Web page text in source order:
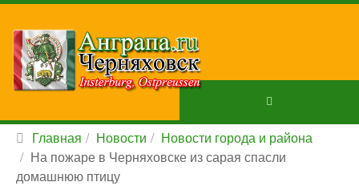
Главная Новости
Новости города и района
На пожаре в Черняховске из сарая спасли
домашнюю птицу